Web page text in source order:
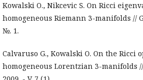
Kowalski O., Nikcevic S. On Ricci
homogeneous Riemann 3-manifolds //
№. 1.
Calvaruso G., Kowalski O. On the Ricci
homogeneous Lorentzian 3-manifolds //